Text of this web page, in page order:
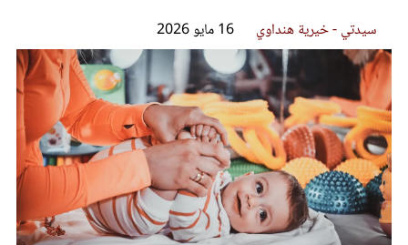
سيدتي - خيرية هنداوي 16 مايو 2026
سيدتي وطفلك
لايف ستايل
بلس+
فيديو
مطبخ سيدتي
مقالات الرأي
ستايل
تقارير
عروس سيدتي